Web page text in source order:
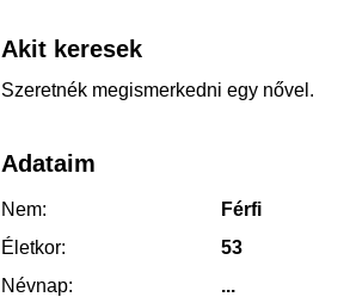
Akit keresek
Szeretnék megismerkedni egy nővel.
Adataim
Nem:
Férfi
Életkor:
53
Névnap:
...